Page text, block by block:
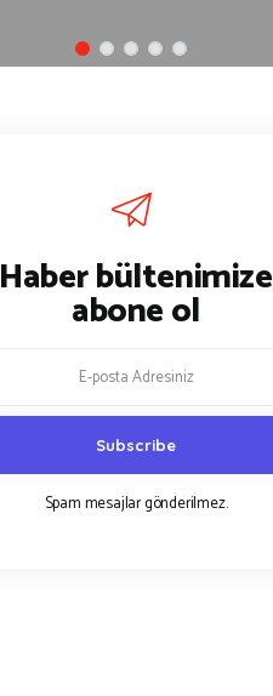
Haber bültenimize
abone ol
Spam mesajlar gönderilmez.